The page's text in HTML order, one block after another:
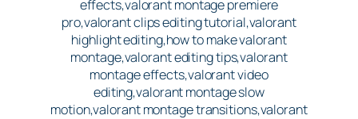
effects,valorant montage premiere
pro,valorant clips editing tutorial,valorant
highlight editing,how to make valorant
montage,valorant editing tips,valorant
montage effects,valorant video
editing,valorant montage slow
motion,valorant montage transitions,valorant